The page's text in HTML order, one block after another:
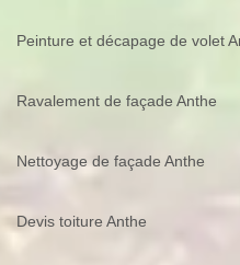
Peinture et décapage de volet
Ravalement de façade Anthe
Nettoyage de façade Anthe
Devis toiture Anthe